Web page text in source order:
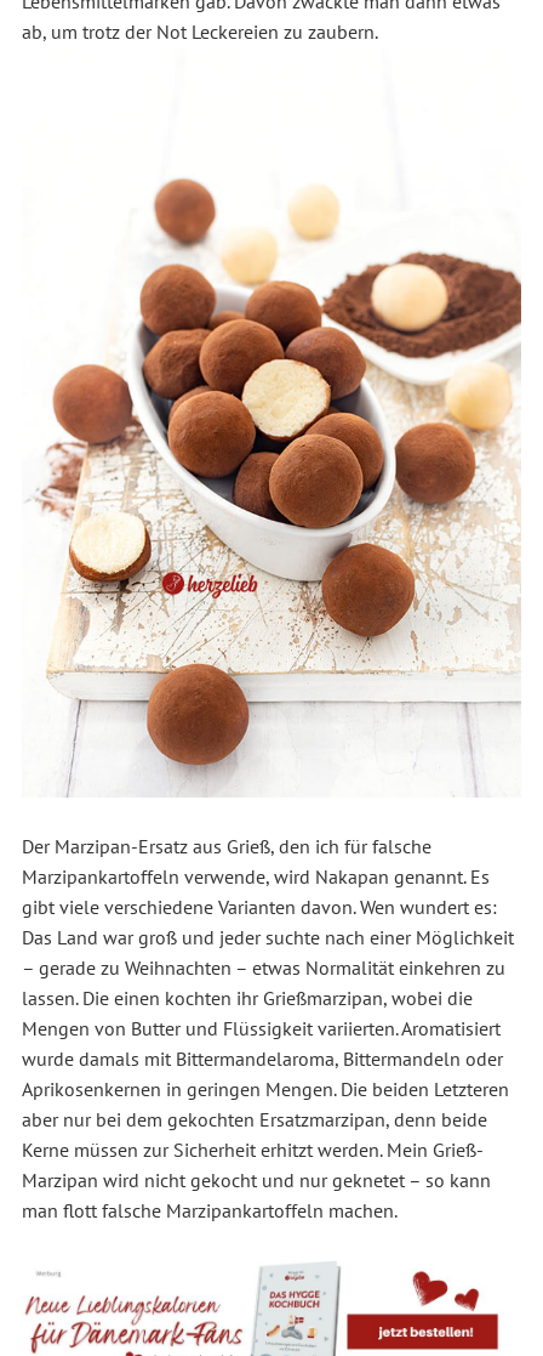
ab, um trotz der Not Leckereien zu zaubern.
Der Marzipan-Ersatz aus Grieß, den ich für falsche
Marzipankartoffeln verwende, wird Nakapan genannt. Es
gibt viele verschiedene Varianten davon. Wen wundert es:
Das Land war groß und jeder suchte nach einer Möglichkeit
– gerade zu Weihnachten – etwas Normalität einkehren zu
lassen. Die einen kochten ihr Grießmarzipan, wobei die
Mengen von Butter und Flüssigkeit variierten. Aromatisiert
wurde damals mit Bittermandelaroma, Bittermandeln oder
Aprikosenkernen in geringen Mengen. Die beiden Letzteren
aber nur bei dem gekochten Ersatzmarzipan, denn beide
Kerne müssen zur Sicherheit erhitzt werden. Mein Grieß-
Marzipan wird nicht gekocht und nur geknetet – so kann
man flott falsche Marzipankartoffeln machen.